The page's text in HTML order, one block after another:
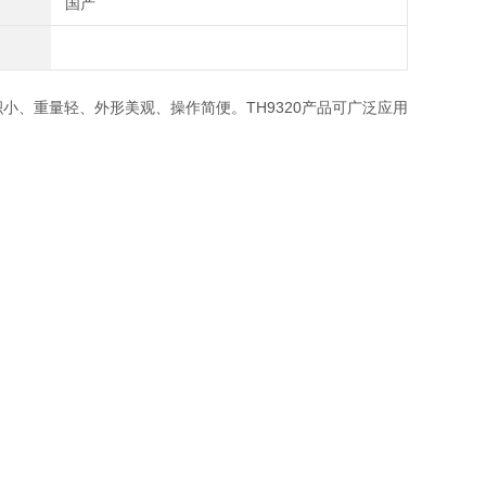
、重量轻、外形美观、操作简便。TH9320产品可广泛应用